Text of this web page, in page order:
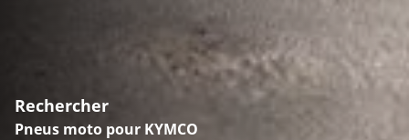
Rechercher
Pneus moto pour KYMCO